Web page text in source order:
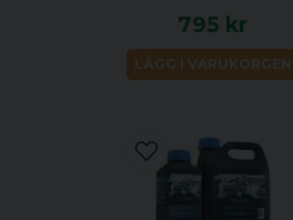
795 kr
LÄGG I VARUKORGEN